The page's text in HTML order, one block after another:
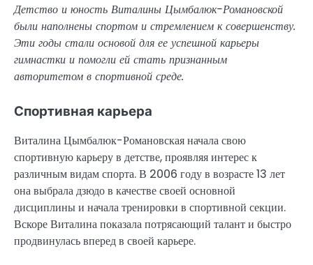
Детство и юность Виталины Цымбалюк-Романовской
были наполнены спортом и стремлением к совершенству.
Эти годы стали основой для ее успешной карьеры
гимнастки и помогли ей стать признанным
авторитетом в спортивной среде.
Спортивная карьера
Виталина Цымбалюк-Романовская начала свою
спортивную карьеру в детстве, проявляя интерес к
различным видам спорта. В 2006 году в возрасте 13 лет
она выбрала дзюдо в качестве своей основной
дисциплины и начала тренировки в спортивной секции.
Вскоре Виталина показала потрясающий талант и быстро
продвинулась вперед в своей карьере.